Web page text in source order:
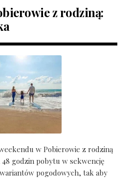
z rodziną:
w Pobierowie z rodziną
48 godzin pobytu w sekwencję
pogodowych, tak aby